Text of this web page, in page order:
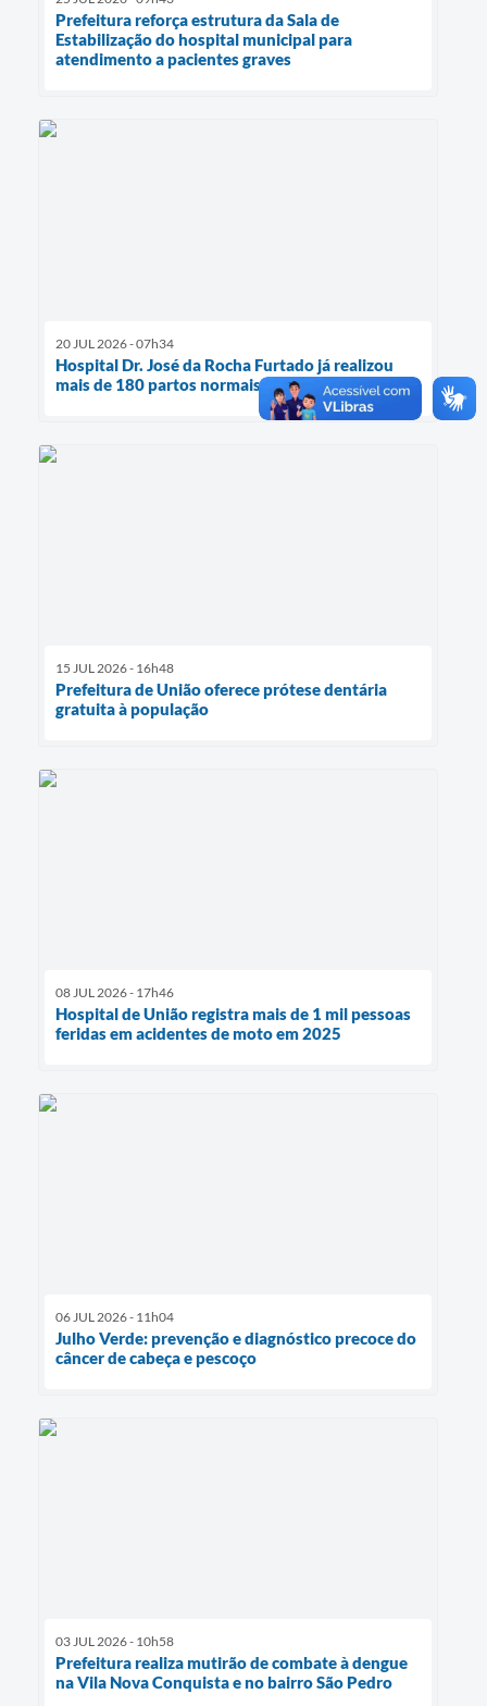
Prefeitura reforça estrutura da Sala de
Estabilização do hospital municipal para
atendimento a pacientes graves
20 JUL 2026 - 07h34
Hospital Dr. José da Rocha Furtado já realizou
mais de 180 partos normais entre 2025 e 2026
15 JUL 2026 - 16h48
Prefeitura de União oferece prótese dentária
gratuita à população
08 JUL 2026 - 17h46
Hospital de União registra mais de 1 mil pessoas
feridas em acidentes de moto em 2025
06 JUL 2026 - 11h04
Julho Verde: prevenção e diagnóstico precoce do
câncer de cabeça e pescoço
03 JUL 2026 - 10h58
Prefeitura realiza mutirão de combate à dengue
na Vila Nova Conquista e no bairro São Pedro